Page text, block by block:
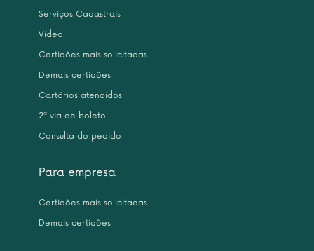
Serviços Cadastrais
Vídeo
Certidões mais solicitadas
Demais certidões
Cartórios atendidos
2ª via de boleto
Consulta do pedido
Para empresa
Certidões mais solicitadas
Demais certidões